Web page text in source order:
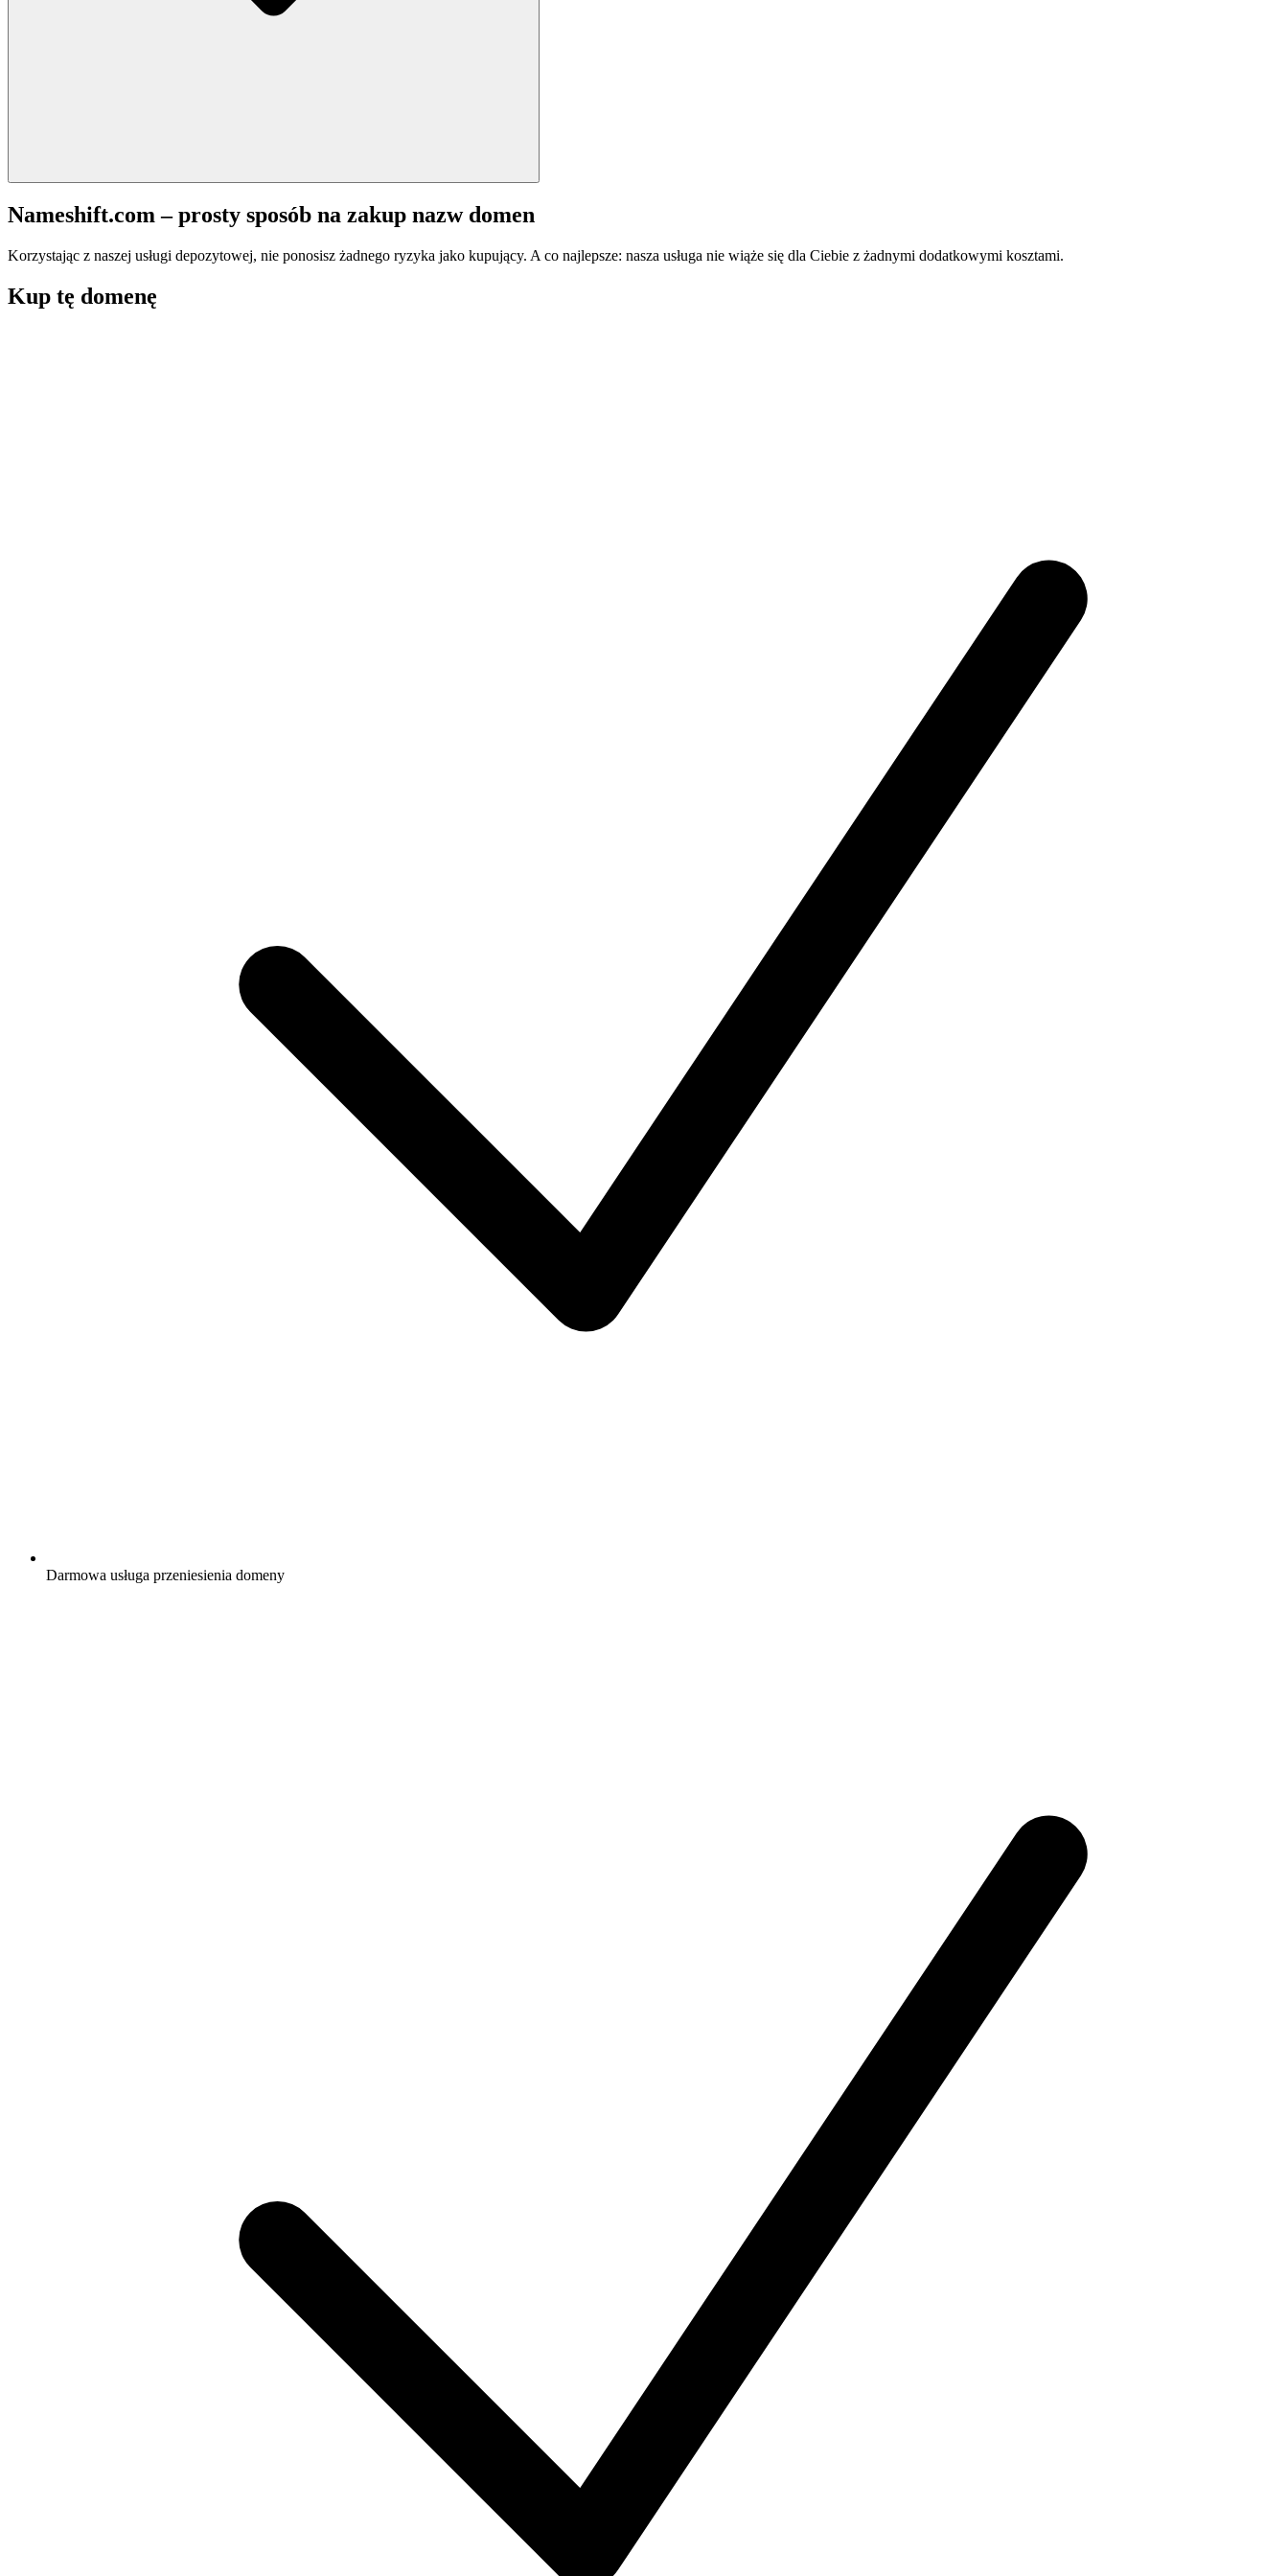
Nameshift.com – prosty sposób na zakup nazw domen
Korzystając z naszej usługi depozytowej, nie ponosisz żadnego ryzyka jako kupujący. A co najlepsze: nasza usługa nie wiąże się dla Ciebie z żadnymi dodatkowymi kosztami.
Kup tę domenę
Darmowa usługa przeniesienia domeny